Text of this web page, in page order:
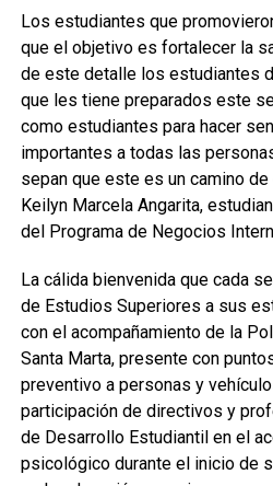
Los estudiantes que
que el objetivo es fortalecer la
de este detalle los estudiantes
que les tiene preparados este
como estudiantes para hacer
importantes a todas las
sepan que este es un camino
Keilyn Marcela Angarita,
del Programa de Negocios
La cálida bienvenida que cada
de Estudios Superiores a sus
con el acompañamiento de la
Santa Marta, presente con
preventivo a personas y
participación de directivos y
de Desarrollo Estudiantil en el
psicológico durante el inicio de